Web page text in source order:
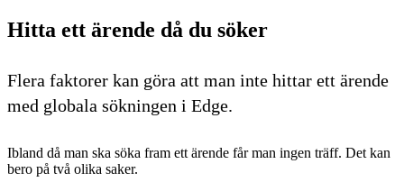
Hitta ett ärende då du söker
Flera faktorer kan göra att man inte hittar ett ärende
med globala sökningen i Edge.
Ibland då man ska söka fram ett ärende får man ingen träff. Det kan
bero på två olika saker.